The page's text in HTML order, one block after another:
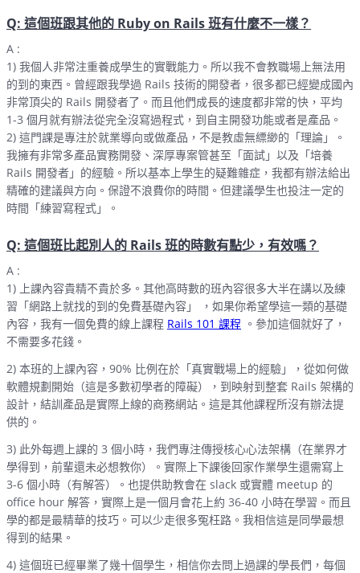
Q: 這個班跟其他的 Ruby on Rails 班有什麼不一樣？
A :
1) 我個人非常注重養成學生的實戰能力。所以我不會教職場上無法用
的到的東西。曾經跟我學過 Rails 技術的開發者，很多都已經變成國內
非常頂尖的 Rails 開發者了。而且他們成長的速度都非常的快，平均
1-3 個月就有辦法從完全沒寫過程式，到自主開發功能或者是產品。
2) 這門課是專注於就業導向或做產品，不是教虛無縹緲的「理論」。
我擁有非常多產品實務開發、深厚專案管甚至「面試」以及「培養
Rails 開發者」的經驗。所以基本上學生的疑難雜症，我都有辦法給出
精確的建議與方向。保證不浪費你的時間。但建議學生也投注一定的
時間「練習寫程式」。
Q: 這個班比起別人的 Rails 班的時數有點少，有效嗎？
A :
1) 上課內容貴精不貴於多。其他高時數的班內容很多大半在講以及練
習「網路上就找的到的免費基礎內容」 ，如果你希望學這一類的基礎
內容，我有一個免費的線上課程 Rails 101 課程 。參加這個就好了，
不需要多花錢。
2) 本班的上課內容，90% 比例在於「真實戰場上的經驗」，從如何做
軟體規劃開始（這是多數初學者的障礙），到映射到整套 Rails 架構的
設計，結訓產品是實際上線的商務網站。這是其他課程所沒有辦法提
供的。
3) 此外每週上課的 3 個小時，我們專注傳授核心心法架構（在業界才
學得到，前輩還未必想教你）。實際上下課後回家作業學生還需寫上
3-6 個小時（有解答）。也提供助教會在 slack 或實體 meetup 的
office hour 解答，實際上是一個月會花上約 36-40 小時在學習。而且
學的都是最精華的技巧。可以少走很多冤枉路。我相信這是同學最想
得到的結果。
4) 這個班已經畢業了幾十個學生，相信你去問上過課的學長們，每個